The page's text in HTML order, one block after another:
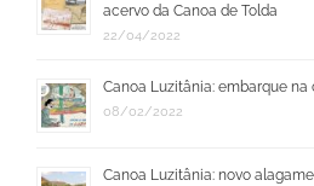
acervo da Canoa de Tolda
22/04/2022
Canoa Luzitânia: embarque
08/02/2022
Canoa Luzitânia: novo